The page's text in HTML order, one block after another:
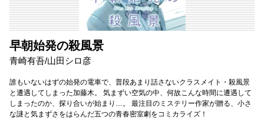
早朝始発の殺風景
青崎有吾/山田シロ彦
誰もいないはずの始発の電車で、普段あまり話さないクラスメイト・殺風景
と遭遇してしまった加藤木。 気まずい空気の中、何故こんな時間に遭遇して
しまったのか、探り合いが始まり…。 最注目のミステリー作家が贈る、小さ
な謎と気まずさをはらんだ五つの青春密室劇をコミカライズ！